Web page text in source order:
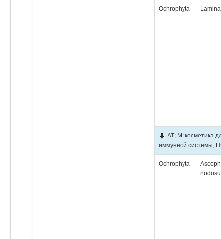
Ochrophyta
АТ; М: косметика
иммунной системы;
Ochrophyta